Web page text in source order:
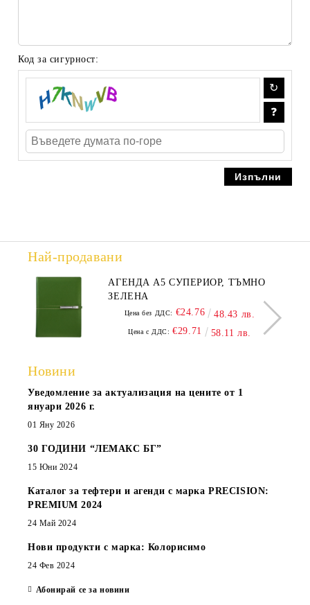
Код за сигурност:
Най-продавани
АГЕНДА А5 СУПЕРИОР, ТЪМНО
ЗЕЛЕНА
Цена без ДДС: €24.76 48.43 лв.
Цена с ДДС: €29.71 58.11 лв.
Новини
Уведомление за актуализация на цените от 1
януари 2026 г.
01 Яну 2026
30 ГОДИНИ “ЛЕМАКС БГ”
15 Юни 2024
Каталог за тефтери и агенди с марка PRECISION:
PREMIUM 2024
24 Май 2024
Нови продукти с марка: Колорисимо
24 Фев 2024
Абонирай се за новини